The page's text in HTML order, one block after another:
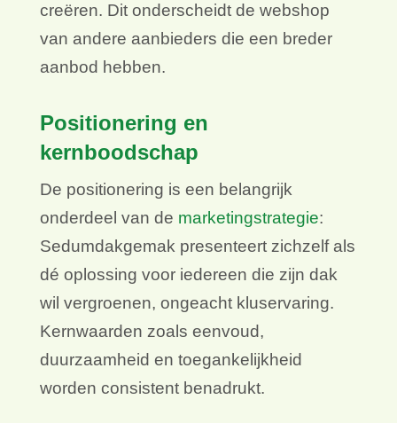
creëren. Dit onderscheidt de webshop
van andere aanbieders die een breder
aanbod hebben.
Positionering en
kernboodschap
De positionering is een belangrijk
onderdeel van de marketingstrategie:
Sedumdakgemak presenteert zichzelf als
dé oplossing voor iedereen die zijn dak
wil vergroenen, ongeacht kluservaring.
Kernwaarden zoals eenvoud,
duurzaamheid en toegankelijkheid
worden consistent benadrukt.